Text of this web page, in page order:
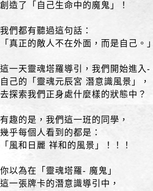
創造了「自己生命中的魔鬼」！
我們都有聽過這句話：
「真正的敵人不在外面，而是自己。
這一天靈魂塔羅導引，我們開始進入-
自己的「靈魂元辰宮 潛意識風景」，
去探索我們正身處什麼樣的狀態中？
有趣的是，我們這一班的同學，
幾乎每個人看到的都是：
「風和日麗 祥和的風景」！！！
你以為在「靈魂塔羅- 魔鬼」
這一張牌卡的潛意識導引中，